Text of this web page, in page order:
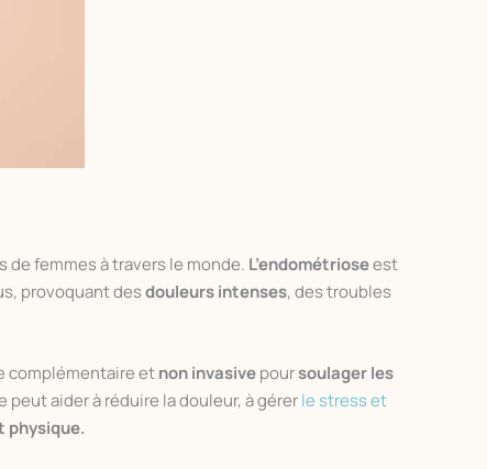
femmes à travers le monde. L’endométrioseest
provoquant desdouleurs intenses, des troubles
complémentaire etnon invasivepoursoulager les
aider à réduire la douleur, à gérerle stress et
physique.